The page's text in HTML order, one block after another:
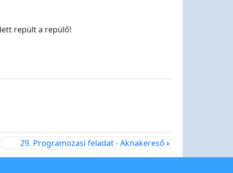
repült a repülő!
29. Programozasi feladat - Aknakereső ›